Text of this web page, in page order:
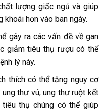
lượng giấc ngủ và giúp
hơn vào ban ngày.
gây ra các vấn đề về gan
giảm tiêu thụ rượu có thể
lý này.
thích có thể tăng nguy cơ
thư vú, ung thư ruột kết
thụ chúng có thể giúp